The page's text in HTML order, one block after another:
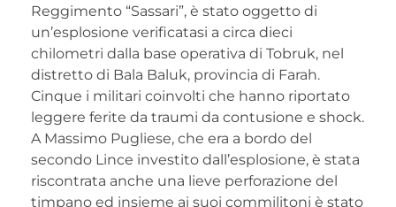
Reggimento “Sassari”, è stato oggetto di
un’esplosione verificatasi a circa dieci
chilometri dalla base operativa di Tobruk, nel
distretto di Bala Baluk, provincia di Farah.
Cinque i militari coinvolti che hanno riportato
leggere ferite da traumi da contusione e shock.
A Massimo Pugliese, che era a bordo del
secondo Lince investito dall’esplosione, è stata
riscontrata anche una lieve perforazione del
timpano ed insieme ai suoi commilitoni è stato